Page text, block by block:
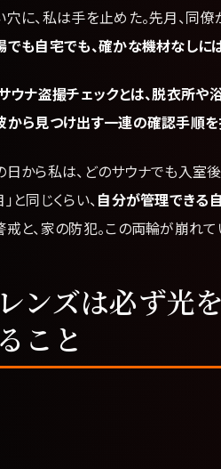
穴に、私は手を止めた。先月、同
でも自宅でも、確かな機材なしに
ウナ盗撮チェックとは、脱衣所や
から見つけ出す一連の確認手順を
日から私は、どのサウナでも入室
と同じくらい、 自分が管理できる
戒と、家の防犯。この両輪が崩れて
レンズは必ず光
ること